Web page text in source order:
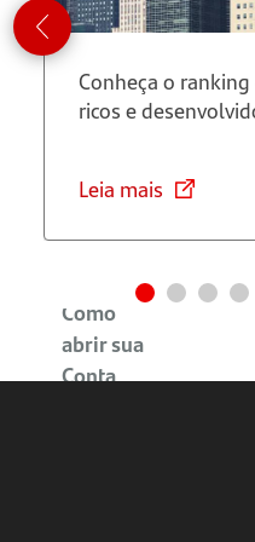
de gestão
financeira
Saiba
sobre o
Avançar
Como
abrir sua
Conta
Conheça o
ricos e
Leia mais